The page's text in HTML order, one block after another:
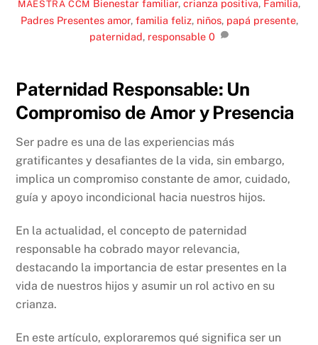
MAESTRA CCM Bienestar familiar,crianza positiva, Familia,
Padres Presentes amor, familia feliz, niños, papá presente,
paternidad, responsable 0
Paternidad Responsable: Un
Compromiso de Amor y Presencia
Ser padre es una de las experiencias más
gratificantes y desafiantes de la vida, sin embargo,
implica un compromiso constante de amor, cuidado,
guía y apoyo incondicional hacia nuestros hijos.
En la actualidad, el concepto de paternidad
responsable ha cobrado mayor relevancia,
destacando la importancia de estar presentes en la
vida de nuestros hijos y asumir un rol activo en su
crianza.
En este artículo, exploraremos qué significa ser un